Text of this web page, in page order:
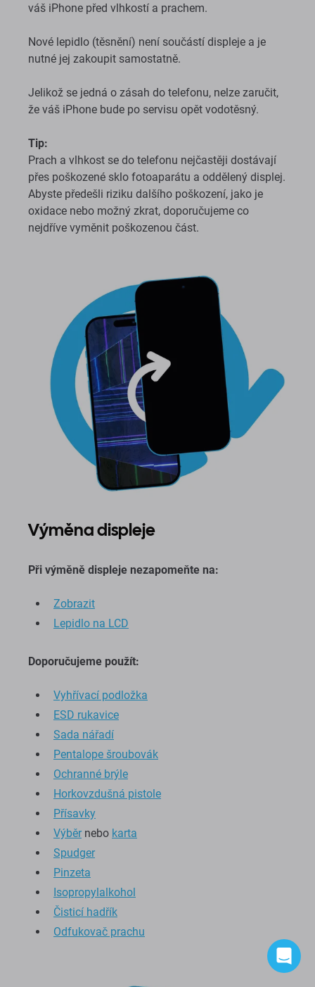
váš iPhone před vlhkostí a prachem.
Nové lepidlo (těsnění) není součástí displeje a je
nutné jej zakoupit samostatně.
Jelikož se jedná o zásah do telefonu, nelze zaručit,
že váš iPhone bude po servisu opět vodotěsný.
Tip:
Prach a vlhkost se do telefonu nejčastěji dostávají
přes poškozené sklo fotoaparátu a oddělený displej.
Abyste předešli riziku dalšího poškození, jako je
oxidace nebo možný zkrat, doporučujeme co
nejdříve vyměnit poškozenou část.
Výměna displeje
Při výměně displeje nezapomeňte na:
Zobrazit
Lepidlo na LCD
Doporučujeme použít:
Vyhřívací podložka
ESD rukavice
Sada nářadí
Pentalope šroubovák
Ochranné brýle
Horkovzdušná pistole
Přísavky
Výběrnebo karta
Spudger
Pinzeta
Isopropylalkohol
Čisticí hadřík
Odfukovač prachu